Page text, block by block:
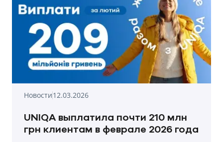
Новости12.03.2026
UNIQA выплатила почти 210 млн
грн клиентам в феврале 2026 года